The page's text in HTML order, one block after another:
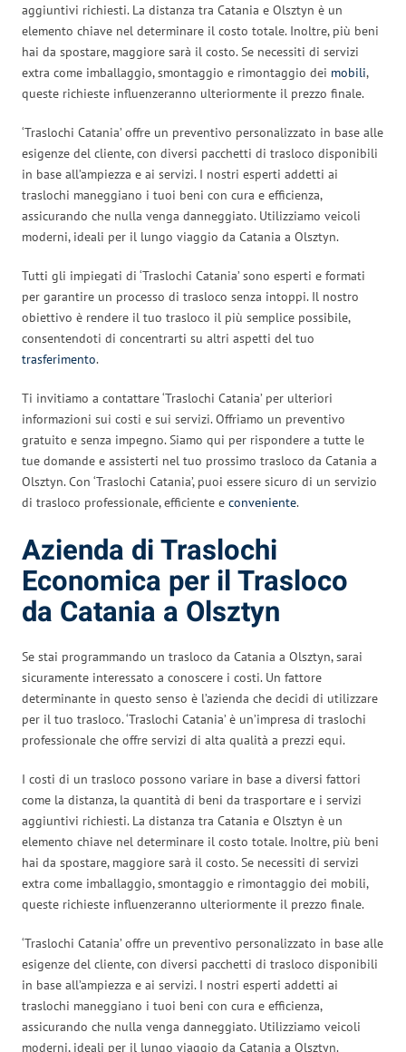
aggiuntivi richiesti. La distanza tra Catania e Olsztyn è un
elemento chiave nel determinare il costo totale. Inoltre, più beni
hai da spostare, maggiore sarà il costo. Se necessiti di servizi
extra come imballaggio, smontaggio e rimontaggio dei mobili,
queste richieste influenzeranno ulteriormente il prezzo finale.
‘Traslochi Catania’ offre un preventivo personalizzato in base alle
esigenze del cliente, con diversi pacchetti di trasloco disponibili
in base all’ampiezza e ai servizi. I nostri esperti addetti ai
traslochi maneggiano i tuoi beni con cura e efficienza,
assicurando che nulla venga danneggiato. Utilizziamo veicoli
moderni, ideali per il lungo viaggio da Catania a Olsztyn.
Tutti gli impiegati di ‘Traslochi Catania’ sono esperti e formati
per garantire un processo di trasloco senza intoppi. Il nostro
obiettivo è rendere il tuo trasloco il più semplice possibile,
consentendoti di concentrarti su altri aspetti del tuo
trasferimento.
Ti invitiamo a contattare ‘Traslochi Catania’ per ulteriori
informazioni sui costi e sui servizi. Offriamo un preventivo
gratuito e senza impegno. Siamo qui per rispondere a tutte le
tue domande e assisterti nel tuo prossimo trasloco da Catania a
Olsztyn. Con ‘Traslochi Catania’, puoi essere sicuro di un servizio
di trasloco professionale, efficiente e conveniente.
Azienda di Traslochi
Economica per il Trasloco
da Catania a Olsztyn
Se stai programmando un trasloco da Catania a Olsztyn, sarai
sicuramente interessato a conoscere i costi. Un fattore
determinante in questo senso è l’azienda che decidi di utilizzare
per il tuo trasloco. ‘Traslochi Catania’ è un’impresa di traslochi
professionale che offre servizi di alta qualità a prezzi equi.
I costi di un trasloco possono variare in base a diversi fattori
come la distanza, la quantità di beni da trasportare e i servizi
aggiuntivi richiesti. La distanza tra Catania e Olsztyn è un
elemento chiave nel determinare il costo totale. Inoltre, più beni
hai da spostare, maggiore sarà il costo. Se necessiti di servizi
extra come imballaggio, smontaggio e rimontaggio dei mobili,
queste richieste influenzeranno ulteriormente il prezzo finale.
‘Traslochi Catania’ offre un preventivo personalizzato in base alle
esigenze del cliente, con diversi pacchetti di trasloco disponibili
in base all’ampiezza e ai servizi. I nostri esperti addetti ai
traslochi maneggiano i tuoi beni con cura e efficienza,
assicurando che nulla venga danneggiato. Utilizziamo veicoli
moderni, ideali per il lungo viaggio da Catania a Olsztyn.